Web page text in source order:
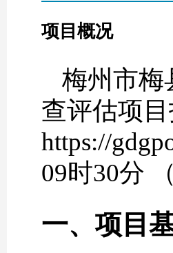
项目概况
梅州市梅
查评估项
https://
09时30分
一、项目